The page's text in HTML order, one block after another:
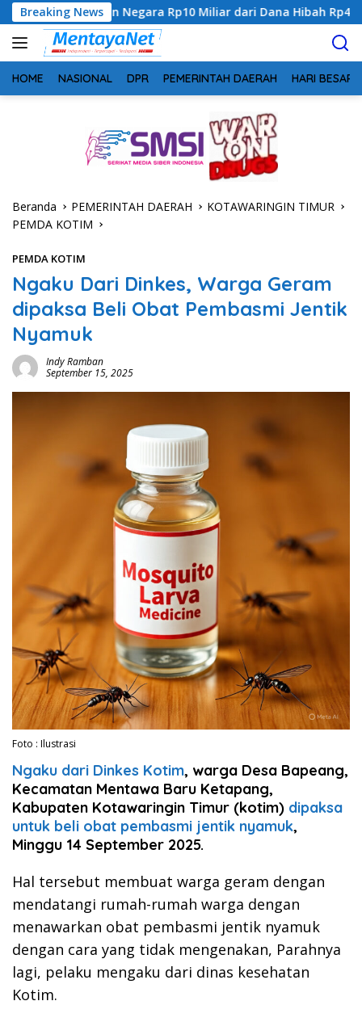
Langsung
ke
konten
Breaking News
Negara Rp10 Miliar dari Dana Hibah Rp40 Miliar
HOME NASIONAL DPR PEMERINTAH DAERAH HARI BESAR
Beranda PEMERINTAH DAERAH
KOTAWARINGIN TIMUR
PEMDA KOTIM
PEMDA KOTIM
Ngaku Dari Dinkes, Warga Geram
dipaksa Beli Obat Pembasmi Jentik
Nyamuk
Indy Ramban
September 15, 2025
Foto : Ilustrasi
Ngaku dari Dinkes Kotim, warga Desa Bapeang,
Kecamatan Mentawa Baru Ketapang,
Kabupaten Kotawaringin Timur (kotim) dipaksa
untuk beli obat pembasmi jentik nyamuk,
Minggu 14 September 2025.
Hal tersebut membuat warga geram dengan
mendatangi rumah-rumah warga dengan
menawarkan obat pembasmi jentik nyamuk
dengan cara yang tidak mengenakan, Parahnya
lagi, pelaku mengaku dari dinas kesehatan
Kotim.